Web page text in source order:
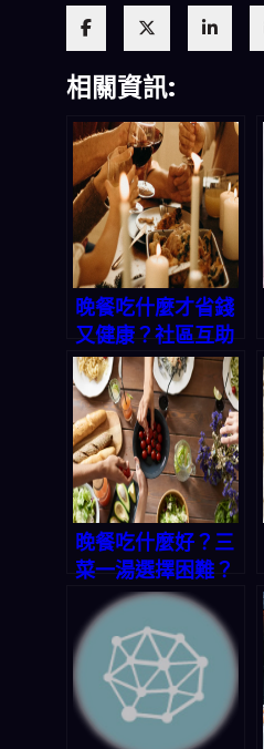
相關資訊:
晚餐吃什麼才省錢
又健康？社區互助
的溫暖啟示：從慈
善活動到家庭晚餐
的智慧選擇
晚餐吃什麼好？三
菜一湯選擇困難？
AI 一鍵生成完整菜
單，讓你不再為做
飯發愁